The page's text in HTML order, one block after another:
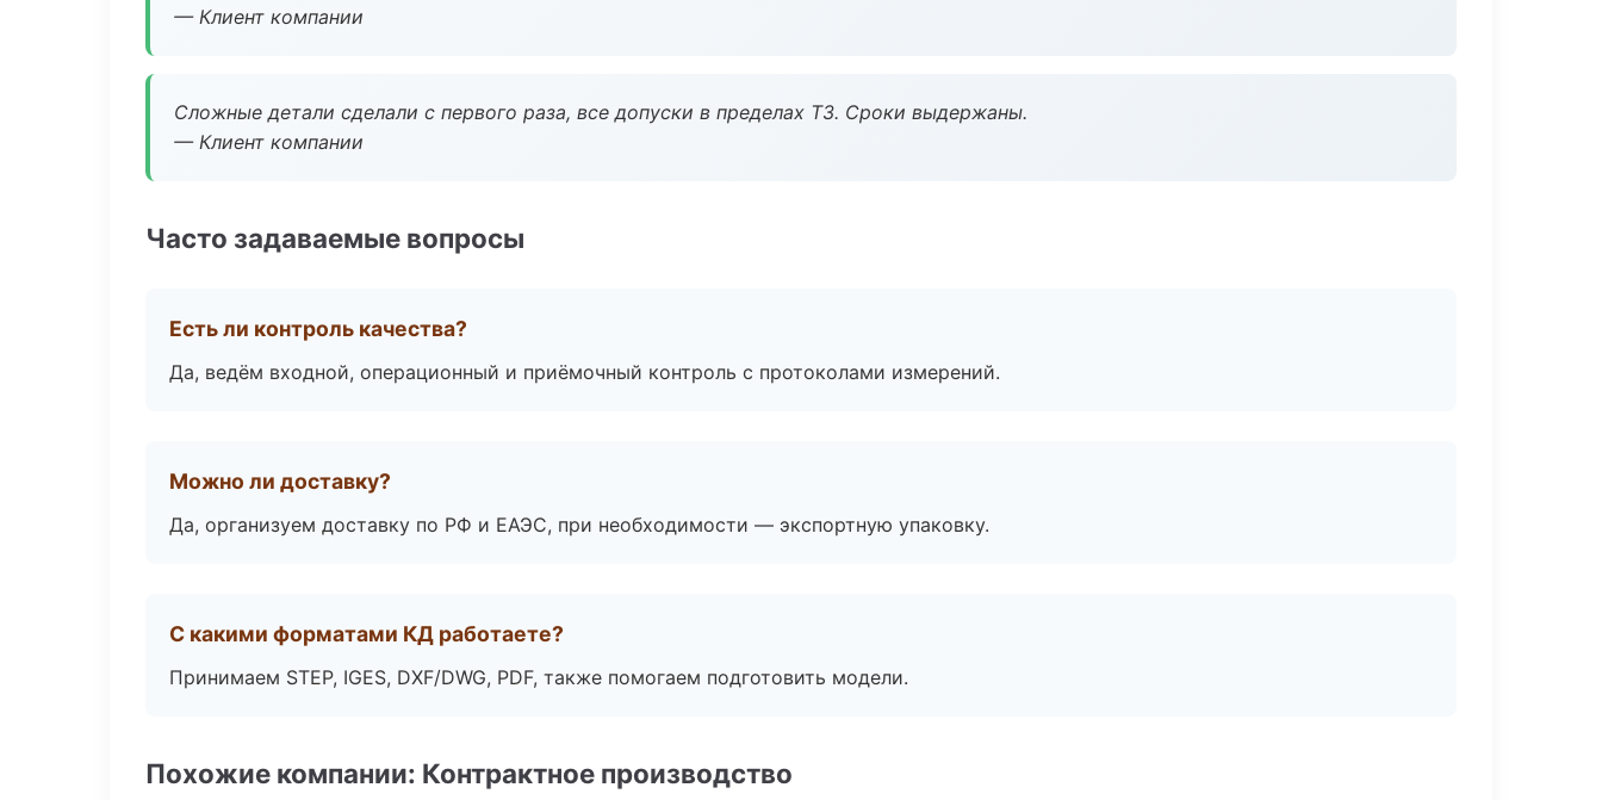
— Клиент компании
Сложные детали сделали с первого раза, все допуски в пределах ТЗ. Сроки выдержаны.
— Клиент компании
Часто задаваемые вопросы
Есть ли контроль качества?
Да, ведём входной, операционный и приёмочный контроль с протоколами измерений.
Можно ли доставку?
Да, организуем доставку по РФ и ЕАЭС, при необходимости — экспортную упаковку.
С какими форматами КД работаете?
Принимаем STEP, IGES, DXF/DWG, PDF, также помогаем подготовить модели.
Похожие компании: Контрактное производство